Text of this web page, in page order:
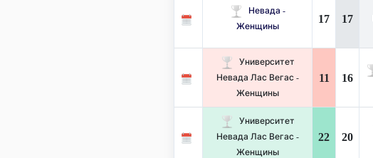
Невада -
Женщины
17 17
Университет
Невада Лас Вегас -
Женщины
11 16
Университет
Невада Лас Вегас -
Женщины
22 20